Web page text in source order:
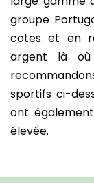
groupe
cotes et en
argent là
sportifs ci-
ont
élevée.